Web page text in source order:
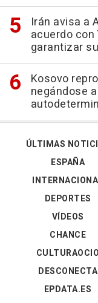
Irán avisa a
acuerdo con
garantizar
Kosovo
negándose
ÚLTIMAS
ESPAÑA
DEPORTES
VÍDEOS
CHANCE
CULTURAOCIO
DESCONECTA
EPDATA.ES